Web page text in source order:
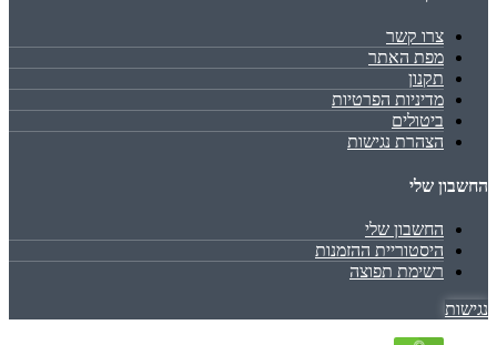
צרו קשר
מפת האתר
תקנון
מדיניות הפרטיות
ביטולים
הצהרת נגישות
החשבון שלי
החשבון שלי
היסטוריית ההזמנות
רשימת תפוצה
נגישות